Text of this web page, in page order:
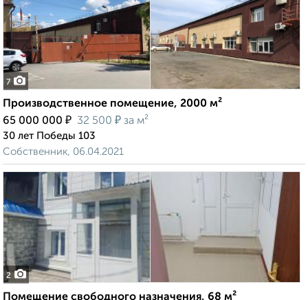
7
Производственное помещение, 2000 м²
65 000 000 ₽ 32 500 ₽ за м²
30 лет Победы 103
Собственник, 06.04.2021
2
Помещение свободного назначения, 68 м²